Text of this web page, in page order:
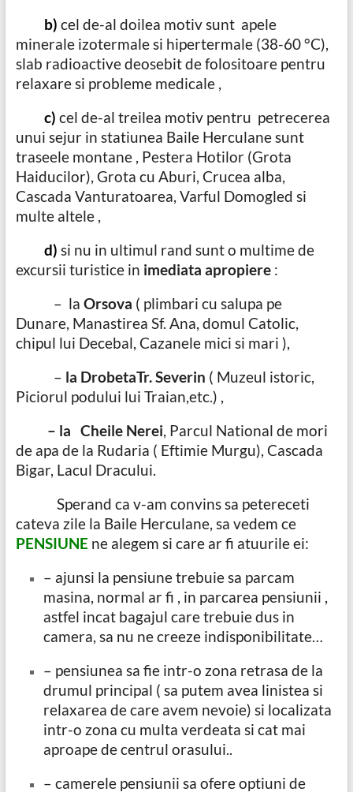
b) cel de-al doilea motiv sunt apele
minerale izotermale si hipertermale (38-60 °C),
slab radioactive deosebit de folositoare pentru
relaxare si probleme medicale ,
c) cel de-al treilea motiv pentru petrecerea
unui sejur in statiunea Baile Herculane sunt
traseele montane , Pestera Hotilor (Grota
Haiducilor), Grota cu Aburi, Crucea alba,
Cascada Vanturatoarea, Varful Domogled si
multe altele ,
d) si nu in ultimul rand sunt o multime de
excursii turistice in imediata apropiere:
– la Orsova ( plimbari cu salupa pe
Dunare, Manastirea Sf. Ana, domul Catolic,
chipul lui Decebal, Cazanele mici si mari ),
– la DrobetaTr. Severin ( Muzeul istoric,
Piciorul podului lui Traian,etc.) ,
– la Cheile Nerei, Parcul National de mori
de apa de la Rudaria ( Eftimie Murgu), Cascada
Bigar, Lacul Dracului.
Sperand ca v-am convins sa petereceti
cateva zile la Baile Herculane, sa vedem ce
PENSIUNE ne alegem si care ar fi atuurile ei:
– ajunsi la pensiune trebuie sa parcam
masina, normal ar fi , in parcarea pensiunii ,
astfel incat bagajul care trebuie dus in
camera, sa nu ne creeze indisponibilitate…
– pensiunea sa fie intr-o zona retrasa de la
drumul principal ( sa putem avea linistea si
relaxarea de care avem nevoie) si localizata
intr-o zona cu multa verdeata si cat mai
aproape de centrul orasului..
– camerele pensiunii sa ofere optiuni de